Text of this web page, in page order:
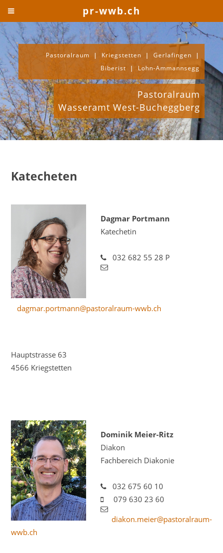
Pastoralraum | Kriegstetten |Gerlafingen |
Biberist | Lohn-Ammannsegg
Pastoralraum
Wasseramt West-Bucheggberg
Katecheten
Dagmar Portmann
Katechetin
032 682 55 28 P
dagmar.portmann@pastoralraum-wwb.ch
Hauptstrasse 63
4566 Kriegstetten
Dominik Meier-Ritz
Diakon
Fachbereich Diakonie
032 675 60 10
079 630 23 60
diakon.meier@pastoralraum-
wwb.ch
pr-wwb.ch